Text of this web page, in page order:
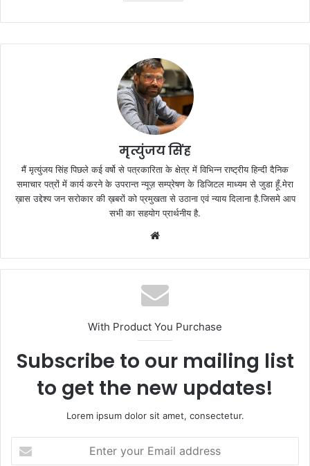
मृत्युंजय सिंह
मैं मृत्युंजय सिंह पिछले कई वर्षो से पत्रकारिता के क्षेत्र में विभिन्न राष्ट्रीय हिन्दी दैनिक
समाचार पत्रों में कार्य करने के उपरान्त न्यूज़ सम्प्रेषण के डिजिटल माध्यम से जुडा हूँ.मेरा
ख़ास उद्देश्य जन सरोकार की ख़बरों को प्रमुखता से उठाना एवं न्याय दिलाना है.जिसमे आप
सभी का सहयोग प्रार्थनीय है.
With Product You Purchase
Subscribe to our mailing list
to get the new updates!
Lorem ipsum dolor sit amet, consectetur.
your